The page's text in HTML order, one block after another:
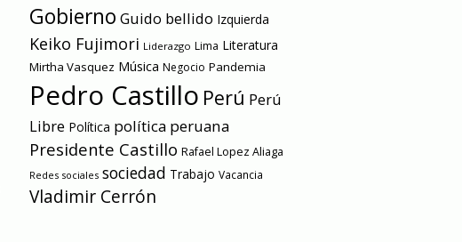
Gobierno Guido bellido Izquierda
Keiko Fujimori Liderazgo Lima Literatura
Mirtha Vasquez Música Negocio Pandemia
Pedro Castillo Perú Perú
Libre Política política peruana
Presidente Castillo Rafael Lopez Aliaga
Redes sociales sociedad Trabajo Vacancia
Vladimir Cerrón